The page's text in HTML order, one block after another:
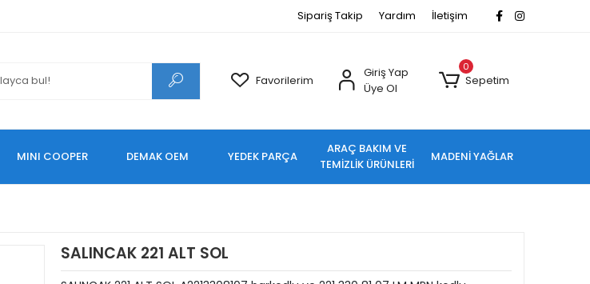
Sipariş Takip Yardım İletişim
Favorilerim
Giriş Yap
Üye Ol
0
Sepetim
MINI COOPER DEMAK OEM YEDEK PARÇA
ARAÇ BAKIM VE
TEMİZLİK ÜRÜNLERİ
MADENİ YAĞLAR
SALINCAK 221 ALT SOL